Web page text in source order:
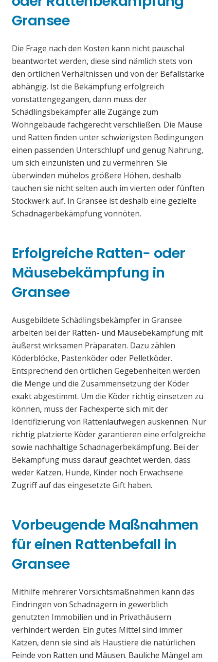
Gransee
Die Frage nach den Kosten kann nicht pauschal
beantwortet werden, diese sind nämlich stets von
den örtlichen Verhältnissen und von der Befallstärke
abhängig. Ist die Bekämpfung erfolgreich
vonstattengegangen, dann muss der
Schädlingsbekämpfer alle Zugänge zum
Wohngebäude fachgerecht verschließen. Die Mäuse
und Ratten finden unter schwierigsten Bedingungen
einen passenden Unterschlupf und genug Nahrung,
um sich einzunisten und zu vermehren. Sie
überwinden mühelos größere Höhen, deshalb
tauchen sie nicht selten auch im vierten oder fünften
Stockwerk auf. In Gransee ist deshalb eine gezielte
Schadnagerbekämpfung vonnöten.
Erfolgreiche Ratten- oder
Mäusebekämpfung in
Gransee
Ausgebildete Schädlingsbekämpfer in Gransee
arbeiten bei der Ratten- und Mäusebekämpfung mit
äußerst wirksamen Präparaten. Dazu zählen
Köderblöcke, Pastenköder oder Pelletköder.
Entsprechend den örtlichen Gegebenheiten werden
die Menge und die Zusammensetzung der Köder
exakt abgestimmt. Um die Köder richtig einsetzen zu
können, muss der Fachexperte sich mit der
Identifizierung von Rattenlaufwegen auskennen. Nur
richtig platzierte Köder garantieren eine erfolgreiche
sowie nachhaltige Schadnagerbekämpfung. Bei der
Bekämpfung muss darauf geachtet werden, dass
weder Katzen, Hunde, Kinder noch Erwachsene
Zugriff auf das eingesetzte Gift haben.
Vorbeugende Maßnahmen
für einen Rattenbefall in
Gransee
Mithilfe mehrerer Vorsichtsmaßnahmen kann das
Eindringen von Schadnagern in gewerblich
genutzten Immobilien und in Privathäusern
verhindert werden. Ein gutes Mittel sind immer
Katzen, denn sie sind als Haustiere die natürlichen
Feinde von Ratten und Mäusen. Bauliche Mängel am